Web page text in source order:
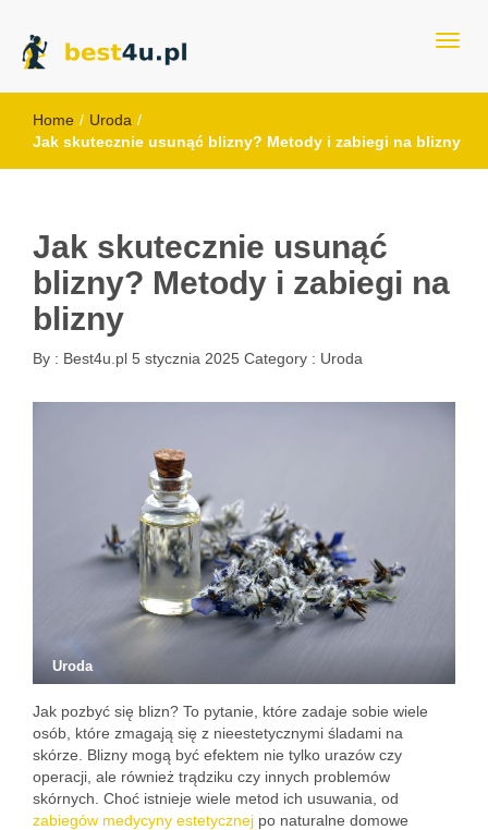
best4u.pl
Home / Uroda /
Jak skutecznie usunąć blizny? Metody i zabiegi na blizny
Jak skutecznie usunąć
blizny? Metody i zabiegi na
blizny
By : Best4u.pl 5 stycznia 2025 Category : Uroda
Uroda
Jak pozbyć się blizn? To pytanie, które zadaje sobie wiele
osób, które zmagają się z nieestetycznymi śladami na
skórze. Blizny mogą być efektem nie tylko urazów czy
operacji, ale również trądziku czy innych problemów
skórnych. Choć istnieje wiele metod ich usuwania, od
zabiegów medycyny estetycznej po naturalne domowe